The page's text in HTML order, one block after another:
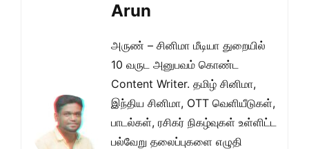
Arun
அருண் – சினிமா மீடியா துறையில்
10 வருட அனுபவம் கொண்ட
Content Writer. தமிழ் சினிமா,
இந்திய சினிமா, OTT வெளியீடுகள்,
பாடல்கள், ரசிகர் நிகழ்வுகள் உள்ளிட்ட
பல்வேறு தலைப்புகளை எழுதி